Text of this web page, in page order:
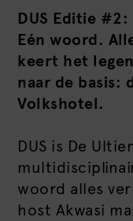
DUS Editie #2:
Eén woord.
keert het
naar de basis:
Volkshotel.
DUS is De
woord alles
host Akwasi